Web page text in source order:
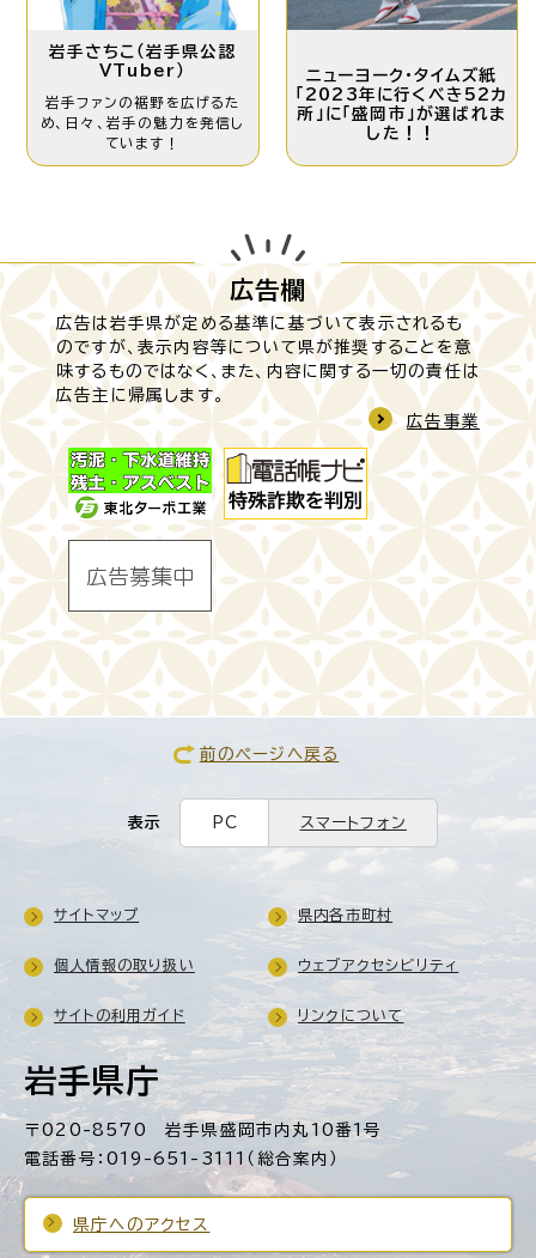
岩手さちこ （岩手県公認
VTuber）
岩手ファンの裾野を広げるた
め、日々、岩手の魅力を発信し
ています！
ニューヨーク・タイムズ紙
「2023年に行くべき52カ
所」に「盛岡市」が選ばれま
した！！
広告欄
広告は岩手県が定める基準に基づいて表示されるも
のですが、表示内容等について県が推奨することを意
味するものではなく、また、内容に関する一切の責任は
広告主に帰属します。
広告事業
前のページへ戻る
表示 PC スマートフォン
岩手県庁
〒020-8570 岩手県盛岡市内丸10番1号
電話番号：019-651-3111（総合案内）
県庁へのアクセス
サイトマップ 県内各市町村
個人情報の取り扱い ウェブアクセシビリティ
サイトの利用ガイド リンクについて